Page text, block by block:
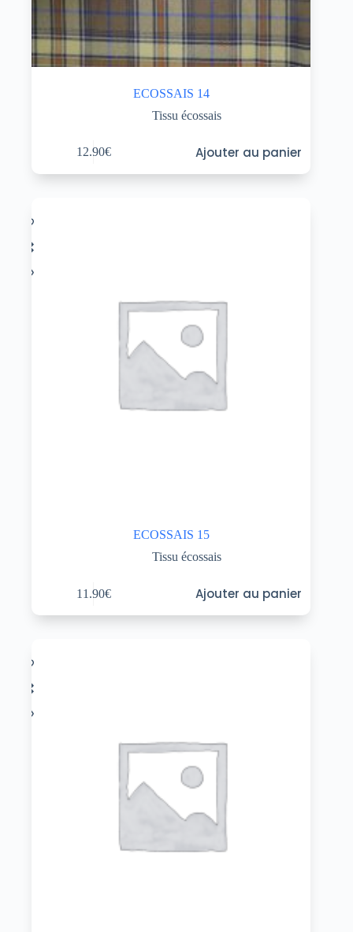
ECOSSAIS 14
Tissu écossais
12.90€ Ajouter au panier
ECOSSAIS 15
Tissu écossais
11.90€ Ajouter au panier